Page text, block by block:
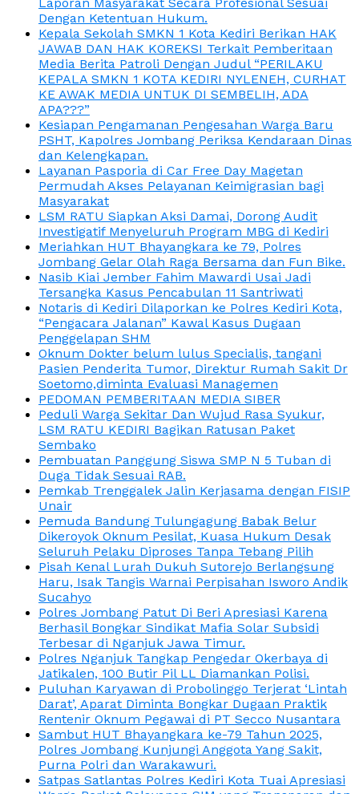
Dengan Ketentuan Hukum.
Kepala Sekolah SMKN 1 Kota Kediri Berikan HAK
JAWAB DAN HAK KOREKSI Terkait Pemberitaan
Media Berita Patroli Dengan Judul “PERILAKU
KEPALA SMKN 1 KOTA KEDIRI NYLENEH, CURHAT
KE AWAK MEDIA UNTUK DI SEMBELIH, ADA
APA???”
Kesiapan Pengamanan Pengesahan Warga Baru
PSHT, Kapolres Jombang Periksa Kendaraan Dinas
dan Kelengkapan.
Layanan Pasporia di Car Free Day Magetan
Permudah Akses Pelayanan Keimigrasian bagi
Masyarakat
LSM RATU Siapkan Aksi Damai, Dorong Audit
Investigatif Menyeluruh Program MBG di Kediri
Meriahkan HUT Bhayangkara ke 79, Polres
Jombang Gelar Olah Raga Bersama dan Fun Bike.
Nasib Kiai Jember Fahim Mawardi Usai Jadi
Tersangka Kasus Pencabulan 11 Santriwati
Notaris di Kediri Dilaporkan ke Polres Kediri Kota,
“Pengacara Jalanan” Kawal Kasus Dugaan
Penggelapan SHM
Oknum Dokter belum lulus Specialis, tangani
Pasien Penderita Tumor, Direktur Rumah Sakit Dr
Soetomo,diminta Evaluasi Managemen
PEDOMAN PEMBERITAAN MEDIA SIBER
Peduli Warga Sekitar Dan Wujud Rasa Syukur,
LSM RATU KEDIRI Bagikan Ratusan Paket
Sembako
Pembuatan Panggung Siswa SMP N 5 Tuban di
Duga Tidak Sesuai RAB.
Pemkab Trenggalek Jalin Kerjasama dengan FISIP
Unair
Pemuda Bandung Tulungagung Babak Belur
Dikeroyok Oknum Pesilat, Kuasa Hukum Desak
Seluruh Pelaku Diproses Tanpa Tebang Pilih
Pisah Kenal Lurah Dukuh Sutorejo Berlangsung
Haru, Isak Tangis Warnai Perpisahan Isworo Andik
Sucahyo
Polres Jombang Patut Di Beri Apresiasi Karena
Berhasil Bongkar Sindikat Mafia Solar Subsidi
Terbesar di Nganjuk Jawa Timur.
Polres Nganjuk Tangkap Pengedar Okerbaya di
Jatikalen, 100 Butir Pil LL Diamankan Polisi.
Puluhan Karyawan di Probolinggo Terjerat ‘Lintah
Darat’, Aparat Diminta Bongkar Dugaan Praktik
Rentenir Oknum Pegawai di PT Secco Nusantara
Sambut HUT Bhayangkara ke-79 Tahun 2025,
Polres Jombang Kunjungi Anggota Yang Sakit,
Purna Polri dan Warakawuri.
Satpas Satlantas Polres Kediri Kota Tuai Apresiasi